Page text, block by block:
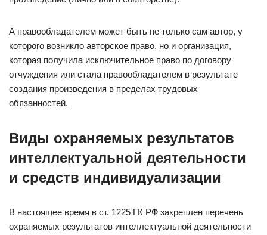
А правообладателем может быть не только сам автор, у
которого возникло авторское право, но и организация,
которая получила исключительное право по договору
отчуждения или стала правообладателем в результате
создания произведения в пределах трудовых
обязанностей.
Виды охраняемых результатов
интеллектуальной деятельности
и средств индивидуализации
В настоящее время в ст. 1225 ГК РФ закреплен перечень
охраняемых результатов интеллектуальной деятельности